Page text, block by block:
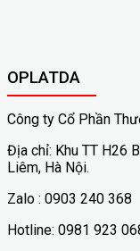
OPLATDA
Công ty Cổ Phần
Địa chỉ: Khu TT H26
Liêm, Hà Nội.
Zalo : 0903 240 368
Hotline: 0981 923